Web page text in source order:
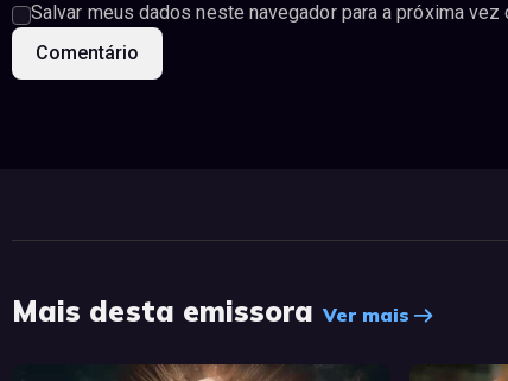
Salvar meus dados neste navegador para a próxima vez
Mais desta emissora Ver mais